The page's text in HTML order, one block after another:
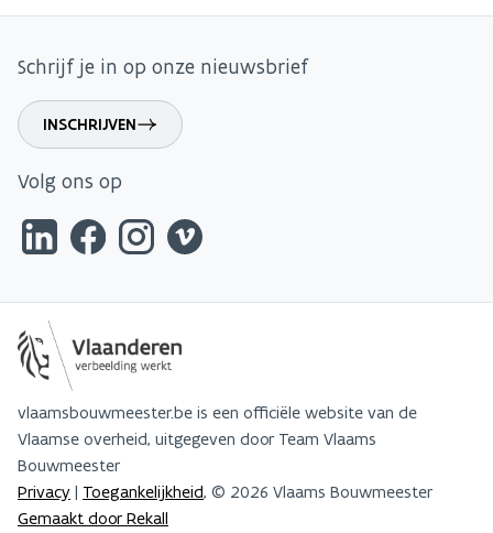
Schrijf je in op onze nieuwsbrief
INSCHRIJVEN
Volg ons op
vlaamsbouwmeester.be is een officiële website van de
Vlaamse overheid, uitgegeven door Team Vlaams
Bouwmeester
Privacy | Toegankelijkheid, © 2026 Vlaams Bouwmeester
Gemaakt door Rekall